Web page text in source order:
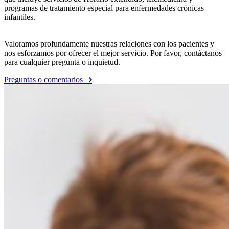
programas de tratamiento especial para enfermedades crónicas
infantiles.
Valoramos profundamente nuestras relaciones con los pacientes y
nos esforzamos por ofrecer el mejor servicio. Por favor, contáctanos
para cualquier pregunta o inquietud.
Preguntas o comentarios